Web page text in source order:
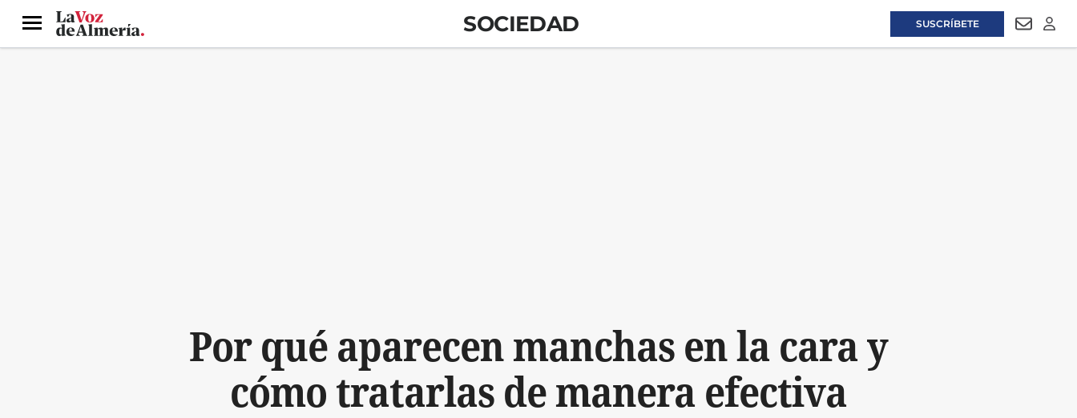
SUSCRÍBETE
Menú SOCIEDAD
Por qué aparecen manchas en la cara y
cómo tratarlas de manera efectiva